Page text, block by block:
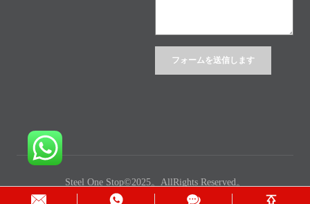
Steel One Stop©2025。AllRights Reserved。